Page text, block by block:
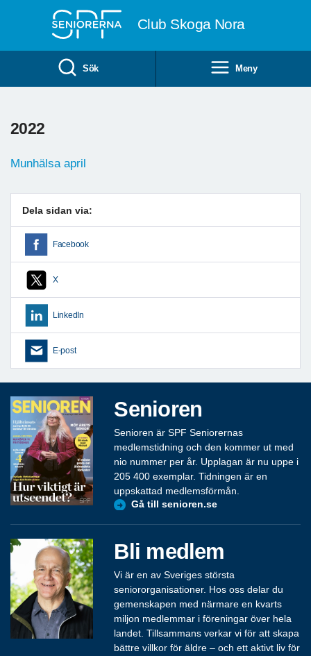
Club Skoga Nora
Sök Meny
2022
Munhälsa april
Dela sidan via:
Facebook
X
LinkedIn
E-post
Senioren
Senioren är SPF Seniorernas
medlemstidning och den kommer ut med
nio nummer per år. Upplagan är nu uppe i
205 400 exemplar. Tidningen är en
uppskattad medlemsförmån.
Gå till senioren.se
Bli medlem
Vi är en av Sveriges största
seniororganisationer. Hos oss delar du
gemenskapen med närmare en kvarts
miljon medlemmar i föreningar över hela
landet. Tillsammans verkar vi för att skapa
bättre villkor för äldre – och ett aktivt liv för